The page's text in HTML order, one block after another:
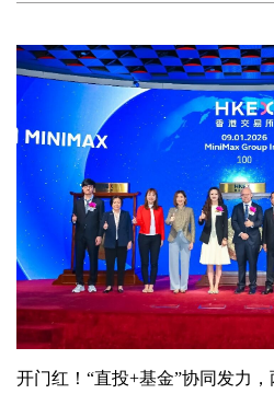
开门红！“直投+基金”协同发力，